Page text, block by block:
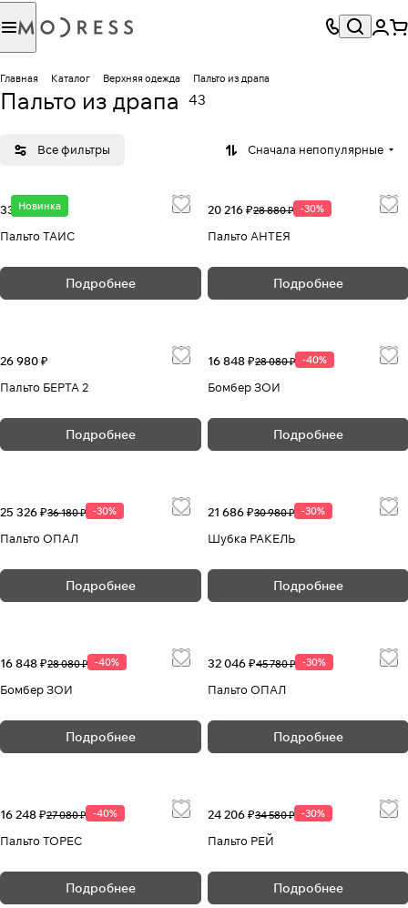
Главная Каталог Верхняя одежда Пальто из драпа
Пальто из драпа 43
Все фильтры Сначала непопулярные
Новинка
33 780 ₽
Пальто ТАИС
Подробнее
20 216 ₽28 880 ₽ -30%
Пальто АНТЕЯ
Подробнее
26 980 ₽
Пальто БЕРТА 2
Подробнее
16 848 ₽28 080 ₽ -40%
Бомбер ЗОИ
Подробнее
25 326 ₽36 180 ₽ -30%
Пальто ОПАЛ
Подробнее
21 686 ₽30 980 ₽ -30%
Шубка РАКЕЛЬ
Подробнее
16 848 ₽28 080 ₽ -40%
Бомбер ЗОИ
Подробнее
32 046 ₽45 780 ₽ -30%
Пальто ОПАЛ
Подробнее
16 248 ₽27 080 ₽ -40%
Пальто ТОРЕС
Подробнее
24 206 ₽34 580 ₽ -30%
Пальто РЕЙ
Подробнее